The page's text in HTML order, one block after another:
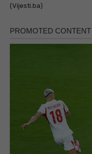
(Vijesti.ba)